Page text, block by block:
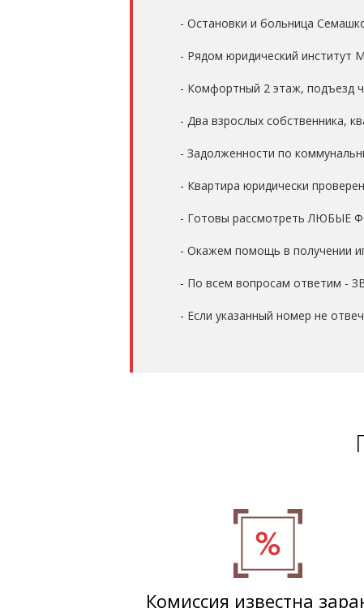
- Остановки и больница
- Рядом юридический институт
- Комфортный 2 этаж, подъезд
- Два взрослых собственника,
- Задолженности по
- Квартира юридически
- Готовы рассмотреть ЛЮБЫЕ
- Окажем помощь в получении
- По всем вопросам ответим -
- Если указанный номер не
Комиссия известна